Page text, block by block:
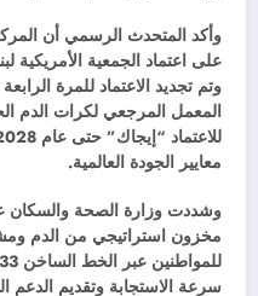
وأكد المتحدث الرسمي أن
المعمل المرجعي لكرات الدم
معايير الجودة العالمية.
وشددت وزارة الصحة والسكان
مخزون استراتيجي من الدم
سرعة الاستجابة وتقديم الدعم